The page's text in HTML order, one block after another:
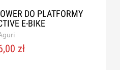
DO PLATFORMY
E-BIKE
zł